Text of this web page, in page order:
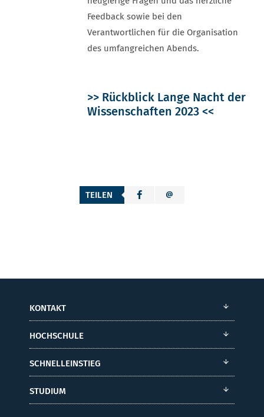
Feedback sowie bei den
Verantwortlichen für die Organisation
des umfangreichen Abends.
>> Rückblick Lange Nacht der
Wissenschaften 2023 <<
TEILEN
KONTAKT
HOCHSCHULE
SCHNELLEINSTIEG
STUDIUM